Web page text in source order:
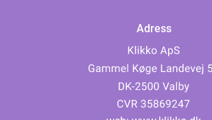
Adress